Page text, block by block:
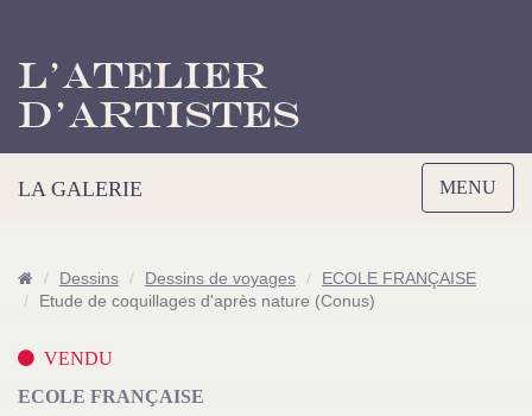
L’Atelier
d’Artistes
Toggle
navigation
MENU
LA GALERIE
Dessins Dessins de voyages
ECOLE FRANÇAISE
Etude de coquillages d'après nature (Conus)
VENDU
ECOLE FRANÇAISE